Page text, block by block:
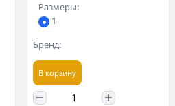
Размеры:
1
Бренд:
В корзину